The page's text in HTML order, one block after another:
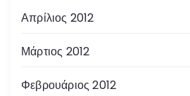
Απρίλιος 2012
Μάρτιος 2012
Φεβρουάριος 2012